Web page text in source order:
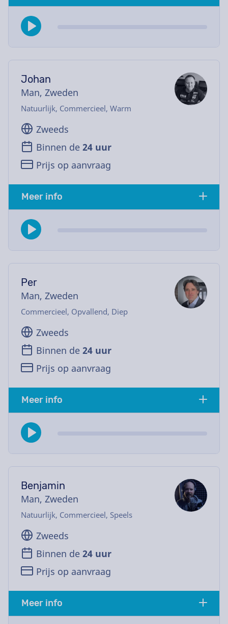
Johan
Man, Zweden
Natuurlijk, Commercieel, Warm
Zweeds
Binnen de 24 uur
Prijs op aanvraag
Meer info
Per
Man, Zweden
Commercieel, Opvallend, Diep
Zweeds
Binnen de 24 uur
Prijs op aanvraag
Meer info
Benjamin
Man, Zweden
Natuurlijk, Commercieel, Speels
Zweeds
Binnen de 24 uur
Prijs op aanvraag
Meer info